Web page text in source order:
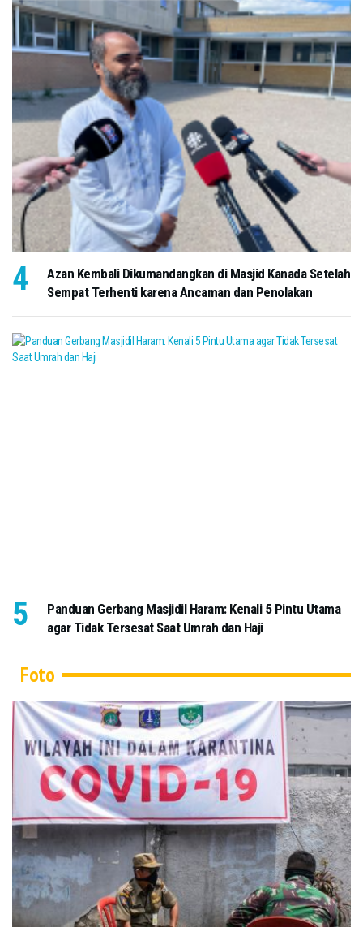
Azan Kembali Dikumandangkan di Masjid Kanada Setelah
Sempat Terhenti karena Ancaman dan Penolakan
Panduan Gerbang Masjidil Haram: Kenali 5 Pintu Utama
agar Tidak Tersesat Saat Umrah dan Haji
Foto